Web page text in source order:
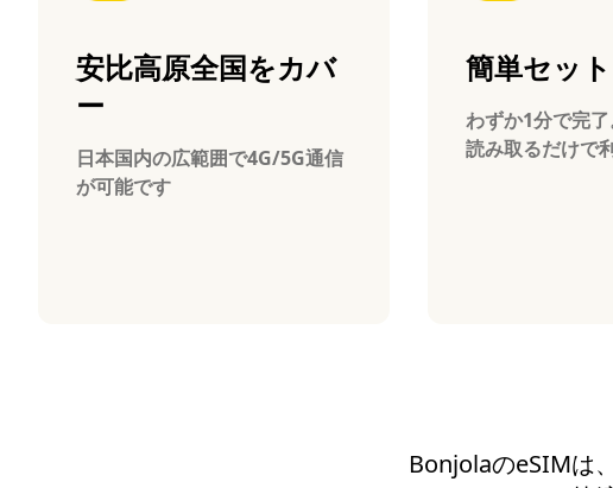
安比高原全国をカバ
ー
日本国内の広範囲で4G/5G通信
が可能です
簡単セッ
わずか1分で完
読み取るだけで
BonjolaのeSIMは